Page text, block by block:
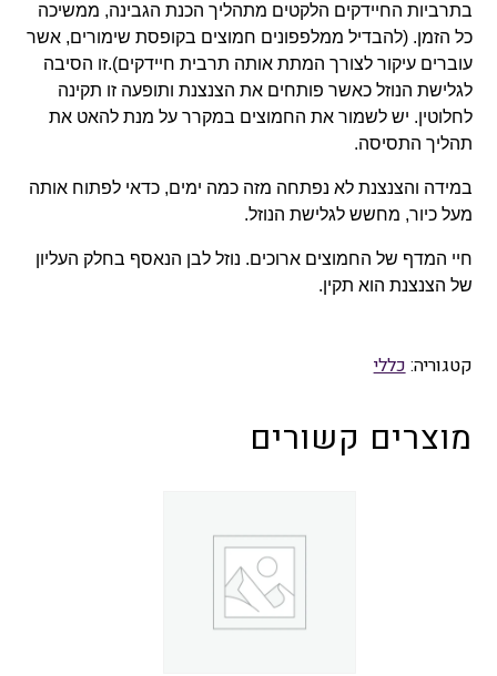
בתרביות החיידקים הלקטים מתהליך הכנת הגבינה, ממשיכה
כל הזמן. (להבדיל ממלפפונים חמוצים בקופסת שימורים, אשר
עוברים עיקור לצורך המתת אותה תרבית חיידקים).זו הסיבה
לגלישת הנוזל כאשר פותחים את הצנצנת ותופעה זו תקינה
לחלוטין. יש לשמור את החמוצים במקרר על מנת להאט את
תהליך התסיסה.
במידה והצנצנת לא נפתחה מזה כמה ימים, כדאי לפתוח אותה
מעל כיור, מחשש לגלישת הנוזל.
חיי המדף של החמוצים ארוכים. נוזל לבן הנאסף בחלק העליון
של הצנצנת הוא תקין.
קטגוריה:כללי
מוצרים קשורים